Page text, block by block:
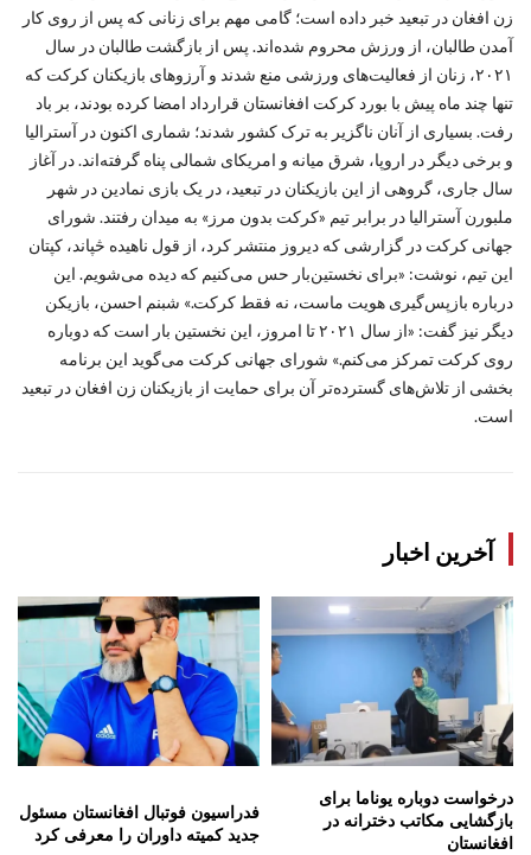
زن افغان در تبعید خبر داده است؛ گامی مهم برای زنانی که پس از روی کار
آمدن طالبان، از ورزش محروم شده‌اند. پس از بازگشت طالبان در سال
۲۰۲۱، زنان از فعالیت‌های ورزشی منع شدند و آرزوهای بازیکنان کرکت که
تنها چند ماه پیش با بورد کرکت افغانستان قرارداد امضا کرده بودند، بر باد
رفت. بسیاری از آنان ناگزیر به ترک کشور شدند؛ شماری اکنون در آسترالیا
و برخی دیگر در اروپا، شرق میانه و امریکای شمالی پناه گرفته‌اند. در آغاز
سال جاری، گروهی از این بازیکنان در تبعید، در یک بازی نمادین در شهر
ملبورن آسترالیا در برابر تیم «کرکت بدون مرز» به میدان رفتند. شورای
جهانی کرکت در گزارشی که دیروز منتشر کرد، از قول ناهیده څپاند، کپتان
این تیم، نوشت: «برای نخستین‌بار حس می‌کنیم که دیده می‌شویم. این
درباره بازپس‌گیری هویت ماست، نه فقط کرکت.» شبنم احسن، بازیکن
دیگر نیز گفت: «از سال ۲۰۲۱ تا امروز، این نخستین بار است که دوباره
روی کرکت تمرکز می‌کنم.» شورای جهانی کرکت می‌گوید این برنامه
بخشی از تلاش‌های گسترده‌تر آن برای حمایت از بازیکنان زن افغان در تبعید
است.
آخرین اخبار
درخواست دوباره یوناما برای
بازگشایی مکاتب دخترانه در
افغانستان
فدراسیون فوتبال افغانستان مسئول
جدید کمیته داوران را معرفی کرد